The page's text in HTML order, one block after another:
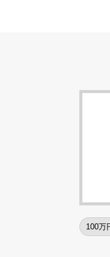
100万